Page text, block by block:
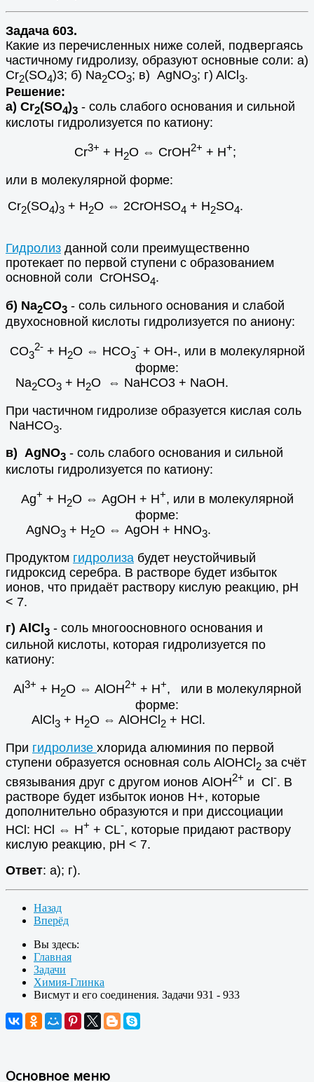
Задача 603.
Какие из перечисленных ниже солей, подвергаясь
частичному гидролизу, образуют основные соли: а)
Cr2(SO4)3; б) Na2CO3; в) AgNO3; г) AlCl3.
Решение:
а) Cr2(SO4)3 - соль слабого основания и сильной
кислоты гидролизуется по катиону:
Cr3+ + H2O ⇔ CrOH2+ + H+;
или в молекулярной форме:
Cr2(SO4)3 + H2O ⇔ 2CrOHSO4 + H2SO4.
Гидролиз данной соли преимущественно
протекает по первой ступени с образованием
основной соли CrOHSO4.
б) Na2CO3 - соль сильного основания и слабой
двухосновной кислоты гидролизуется по аниону:
CO3
2-+ H2O ⇔ HCO3
-+ OH-, или в молекулярной
форме:
Na2CO3 + H2O ⇔ NaHCO3 + NaOH.
При частичном гидролизе образуется кислая соль
NaHCO3.
в) AgNO3 - соль слабого основания и сильной
кислоты гидролизуется по катиону:
Ag+ + H2O ⇔ AgOH + H+, или в молекулярной
форме:
AgNO3 + H2O ⇔ AgOH + HNO3.
Продуктом гидролиза будет неустойчивый
гидроксид серебра. В растворе будет избыток
ионов, что придаёт раствору кислую реакцию, рН
< 7.
г) AlCl 3 - соль многоосновного основания и
сильной кислоты, которая гидролизуется по
катиону:
Al3+ + H2O ⇔ AlOH2+ + H+, или в молекулярной
форме:
AlCl 3 + H2O ⇔ AlOHCl 2 + HCl.
При гидролизе хлорида алюминия по первой
ступени образуется основная соль AlOHCl2 за счёт
связывания друг с другом ионов AlOH2+ и Cl -. В
растворе будет избыток ионов H+, которые
дополнительно образуются и при диссоциации
HCl: HCl ⇔ H+ + CL-, которые придают раствору
кислую реакцию, рН < 7.
Ответ: а); г).
Назад
Вперёд
Вы здесь:
Главная
Задачи
Химия-Глинка
Висмут и его соединения. Задачи 931 - 933
Основное меню